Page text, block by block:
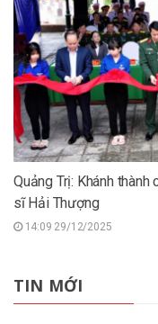
Quảng Trị: Khánh
sĩ Hải Thượng
14:09 29/12/2025
TIN MỚI